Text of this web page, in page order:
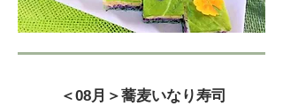
＜08月＞蕎麦いなり寿司